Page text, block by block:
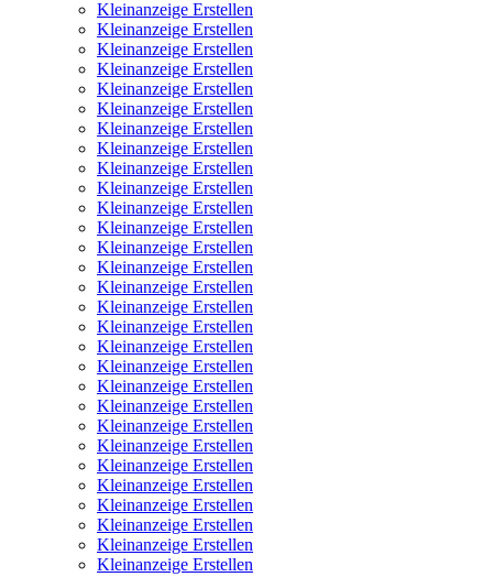
Kleinanzeige Erstellen
Kleinanzeige Erstellen
Kleinanzeige Erstellen
Kleinanzeige Erstellen
Kleinanzeige Erstellen
Kleinanzeige Erstellen
Kleinanzeige Erstellen
Kleinanzeige Erstellen
Kleinanzeige Erstellen
Kleinanzeige Erstellen
Kleinanzeige Erstellen
Kleinanzeige Erstellen
Kleinanzeige Erstellen
Kleinanzeige Erstellen
Kleinanzeige Erstellen
Kleinanzeige Erstellen
Kleinanzeige Erstellen
Kleinanzeige Erstellen
Kleinanzeige Erstellen
Kleinanzeige Erstellen
Kleinanzeige Erstellen
Kleinanzeige Erstellen
Kleinanzeige Erstellen
Kleinanzeige Erstellen
Kleinanzeige Erstellen
Kleinanzeige Erstellen
Kleinanzeige Erstellen
Kleinanzeige Erstellen
Kleinanzeige Erstellen